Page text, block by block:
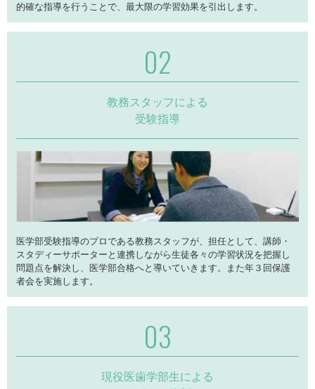
的確な指導を行うことで、最大限の学習効果を引出します。
教務スタッフによる
受験指導
医学部受験指導のプロである教務スタッフが、担任として、講師・
スタディーサポーターと連携しながら生徒各々の学習状況を把握し
問題点を解決し、医学部合格へと導いていきます。また年３回保護
者会を実施します。
現役医歯学部生による